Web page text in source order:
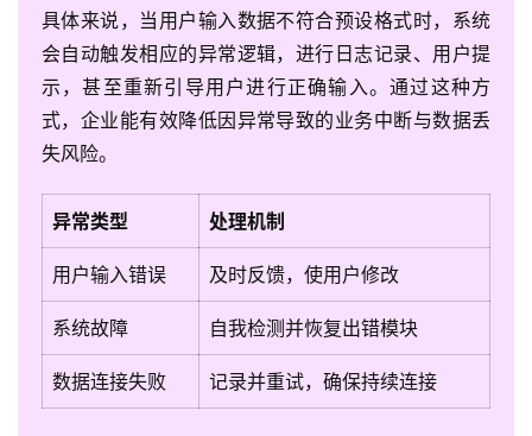
具体来说，当用户输入数据不符合预设格式时，系统
会自动触发相应的异常逻辑，进行日志记录、用户提
示，甚至重新引导用户进行正确输入。通过这种方
式，企业能有效降低因异常导致的业务中断与数据丢
失风险。
异常类型 处理机制
用户输入错误 及时反馈，使用户修改
系统故障 自我检测并恢复出错模块
数据连接失败 记录并重试，确保持续连接